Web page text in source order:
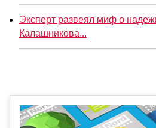
Эксперт развеял миф о
Калашникова...